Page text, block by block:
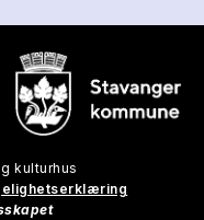
kulturhus